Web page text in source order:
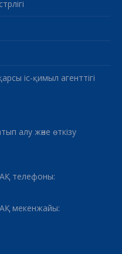
іс-қимыл агенттігі
алу және өткізу
АҚ телефоны:
АҚ мекенжайы: